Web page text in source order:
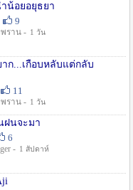
น้อยอยุธยา
9
ราน - 1 วัน
ก...เกือบหลับแต่กลับ
11
ราน - 1 วัน
ฝนจะมา
6
- 1 สัปดาห์